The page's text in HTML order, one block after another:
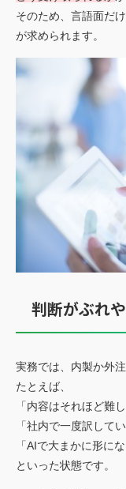
そのため、言語面だ
が求められます。
判断がぶれ
実務では、内製か外
たとえば、
「内容はそれほど難
「社内で一度訳してい
「AIで大まかに形に
といった状態です。